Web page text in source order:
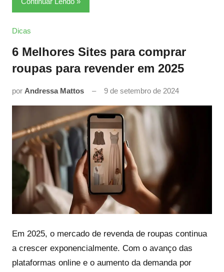
Dicas
6 Melhores Sites para comprar
roupas para revender em 2025
por Andressa Mattos 9 de setembro de 2024
Em 2025, o mercado de revenda de roupas continua
a crescer exponencialmente. Com o avanço das
plataformas online e o aumento da demanda por